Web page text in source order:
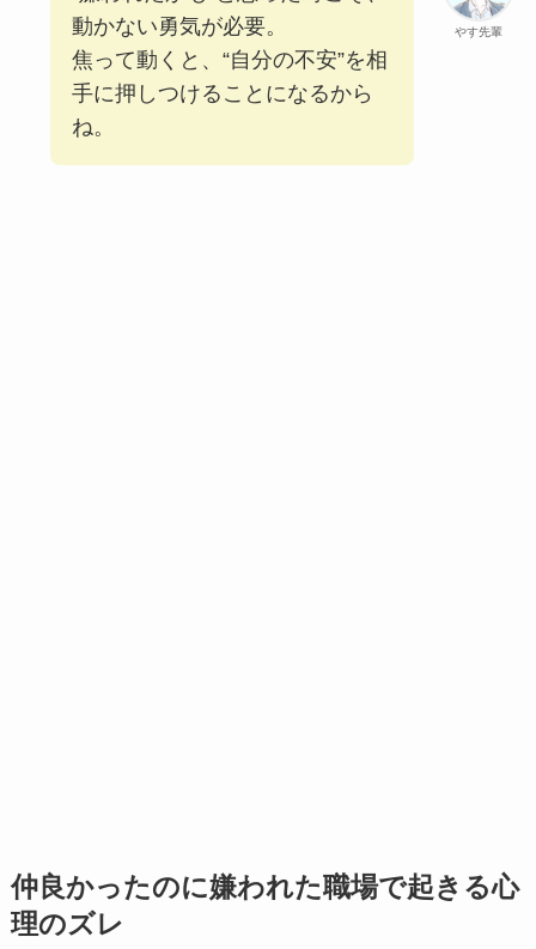
やす先輩
動かない勇気が必要。
焦って動くと、“自分の不安”を相
手に押しつけることになるから
ね。
仲良かったのに嫌われた職場で起きる心
理のズレ